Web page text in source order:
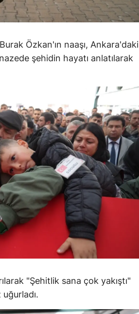
Özkan'ın naaşı, Ankara'daki
şehidin hayatı anlatılarak
"Şehitlik sana çok yakıştı"